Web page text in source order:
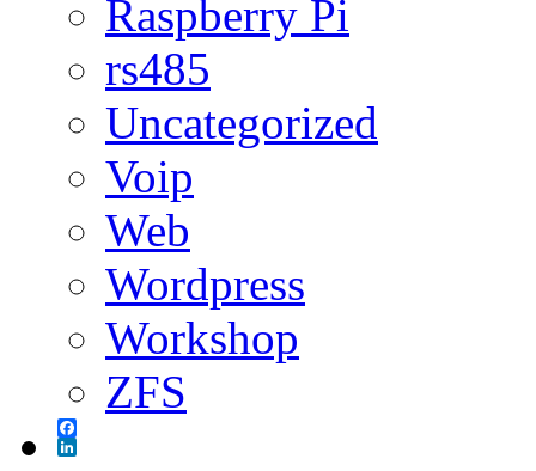
Raspberry Pi
rs485
Uncategorized
Voip
Web
Wordpress
Workshop
ZFS
Facebook